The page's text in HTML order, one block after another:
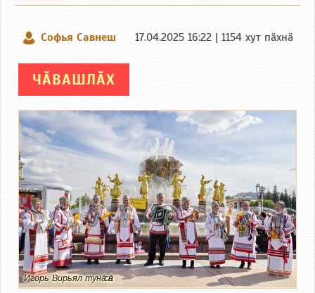
Софья Савнеш 17.04.2025 16:22 | 1154 хут пӑхнӑ
ЧӐВАШЛӐХ
Игорь Вирьял тунӑ сӑн